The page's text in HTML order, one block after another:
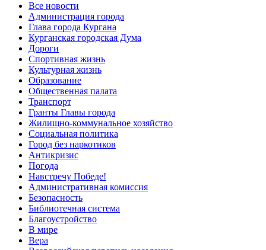
Все новости
Администрация города
Глава города Кургана
Курганская городская Дума
Дороги
Спортивная жизнь
Культурная жизнь
Образование
Общественная палата
Транспорт
Гранты Главы города
Жилищно-коммунальное хозяйство
Социальная политика
Город без наркотиков
Антикризис
Погода
Навстречу Победе!
Административная комиссия
Безопасность
Библиотечная система
Благоустройство
В мире
Вера